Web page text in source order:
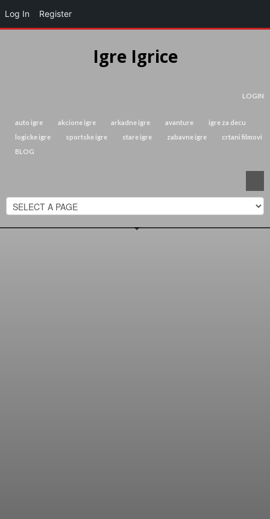
Igre Igrice
LOGIN
auto igre akcione igre arkadne igre avanture
igre za decu
logicke igre
sportske igre stare igre zabavne igre
crtani filmovi
BLOG
Log In Register